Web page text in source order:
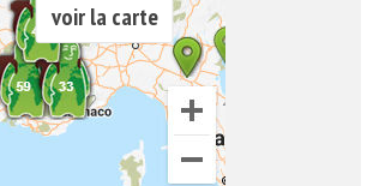
voir la carte